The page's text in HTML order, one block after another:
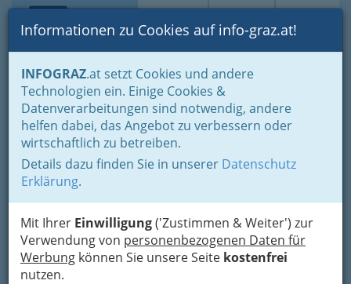
Suche Login Toggle
Informationen zu Cookies auf info-graz.at!
INFOGRAZ.at setzt Cookies und andere
Technologien ein. Einige Cookies &
Datenverarbeitungen sind notwendig, andere
helfen dabei, das Angebot zu verbessern oder
wirtschaftlich zu betreiben.
Details dazu finden Sie in unserer Datenschutz
Erklärung.
Mit Ihrer Einwilligung('Zustimmen & Weiter') zur
Verwendung von personenbezogenen Daten für
Werbung können Sie unsere Seite kostenfrei
nutzen.
Home Branchen
Gerhard Willibald Probst
Keplerstraße 66, 8020 Graz
Karte
Adresse mit Google Maps anschauen